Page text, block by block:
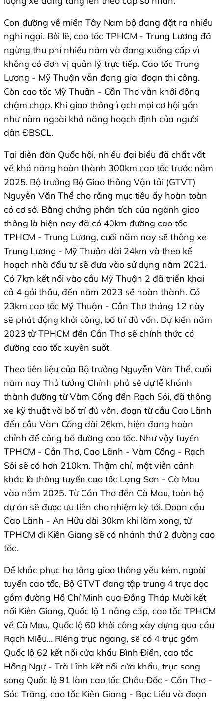
Con đường về miền Tây Nam bộ đang đặt ra nhiều
nghi ngại. Bởi lẽ, cao tốc TPHCM - Trung Lương đã
ngừng thu phí nhiều năm và đang xuống cấp vì
không có đơn vị quản lý trực tiếp. Cao tốc Trung
Lương - Mỹ Thuận vẫn đang giai đoạn thi công.
Còn cao tốc Mỹ Thuận - Cần Thơ vẫn khởi động
chậm chạp. Khi giao thông ì ạch mọi cơ hội gần
như nằm ngoài khả năng hoạch định của người
dân ĐBSCL.
Tại diễn đàn Quốc hội, nhiều đại biểu đã chất vất
về khă năng hoàn thành 300km cao tốc trước năm
2025. Bộ trưởng Bộ Giao thông Vận tải (GTVT)
Nguyễn Văn Thể cho rằng mục tiêu ấy hoàn toàn
có cơ sở. Bằng chứng phân tích của ngành giao
thông là hiện nay đã có 40km đường cao tốc
TPHCM - Trung Lương, cuối năm nay sẽ thông xe
Trung Lương - Mỹ Thuận dài 24km và theo kế
hoạch nhà đầu tư sẽ đưa vào sử dụng năm 2021.
Có 7km kết nối vào cầu Mỹ Thuận 2 đã triển khai
cả 4 gói thầu, đến năm 2023 sẽ hoàn thành. Có
23km cao tốc Mỹ Thuận - Cần Thơ tháng 12 này
sẽ phát động khởi công, bố trí đủ vốn. Dự kiến năm
2023 từ TPHCM đến Cần Thơ sẽ chính thức có
đường cao tốc xuyên suốt.
Theo tiên liệu của Bộ trưởng Nguyễn Văn Thể, cuối
năm nay Thủ tướng Chính phủ sẽ dự lễ khánh
thành đường từ Vàm Cống đến Rạch Sỏi, đã thông
xe kỹ thuật và bố trí đủ vốn, đoạn từ cầu Cao Lãnh
đến cầu Vàm Cống dài 26km, hiện đang hoàn
chỉnh để công bố đường cao tốc. Như vậy tuyến
TPHCM - Cần Thơ, Cao Lãnh - Vàm Cống - Rạch
Sỏi sẽ có hơn 210km. Thậm chí, một viễn cảnh
khác là thông tuyến cao tốc Lạng Sơn - Cà Mau
vào năm 2025. Từ Cần Thơ đến Cà Mau, toàn bộ
dự án sẽ được ưu tiên cho nhiệm kỳ tới. Đoạn cầu
Cao Lãnh - An Hữu dài 30km khi làm xong, từ
TPHCM đi Kiên Giang sẽ có nhánh thứ 2 đường cao
tốc.
Để khắc phục hạ tầng giao thông yếu kém, ngoài
tuyến cao tốc, Bộ GTVT đang tập trung 4 trục dọc
gồm đường Hồ Chí Minh qua Đồng Tháp Mười kết
nối Kiên Giang, Quốc lộ 1 nâng cấp, cao tốc TPHCM
về Cà Mau, Quốc lộ 60 khởi công xây dựng qua cầu
Rạch Miễu… Riêng trục ngang, sẽ có 4 trục gồm
Quốc lộ 62 kết nối cửa khẩu Bình Điền, cao tốc
Hồng Ngự - Trà Lĩnh kết nối cửa khẩu, trục song
song Quốc lộ 91 làm cao tốc Châu Đốc - Cần Thơ -
Sóc Trăng, cao tốc Kiên Giang - Bạc Liêu và đoạn